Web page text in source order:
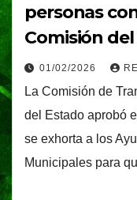
personas
Comisión
01/02/2026
La Comisión de
del Estado aprobó
se exhorta a los
Municipales para